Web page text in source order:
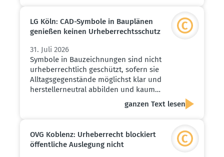
LG Köln: CAD-Symbole in Bauplänen
genießen keinen Urheber­rechts­schutz
31. Juli 2026
Symbole in Bauzeichnungen sind nicht
urheberrechtlich geschützt, sofern sie
Alltagsgegenstände möglichst klar und
herstellerneutral abbilden und kaum…
ganzen Text lesen
OVG Koblenz: Urheber­recht blockiert
öffent­liche Auslegung nicht